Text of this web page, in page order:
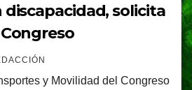
discapacidad, solicita
y Movilidad del Congreso